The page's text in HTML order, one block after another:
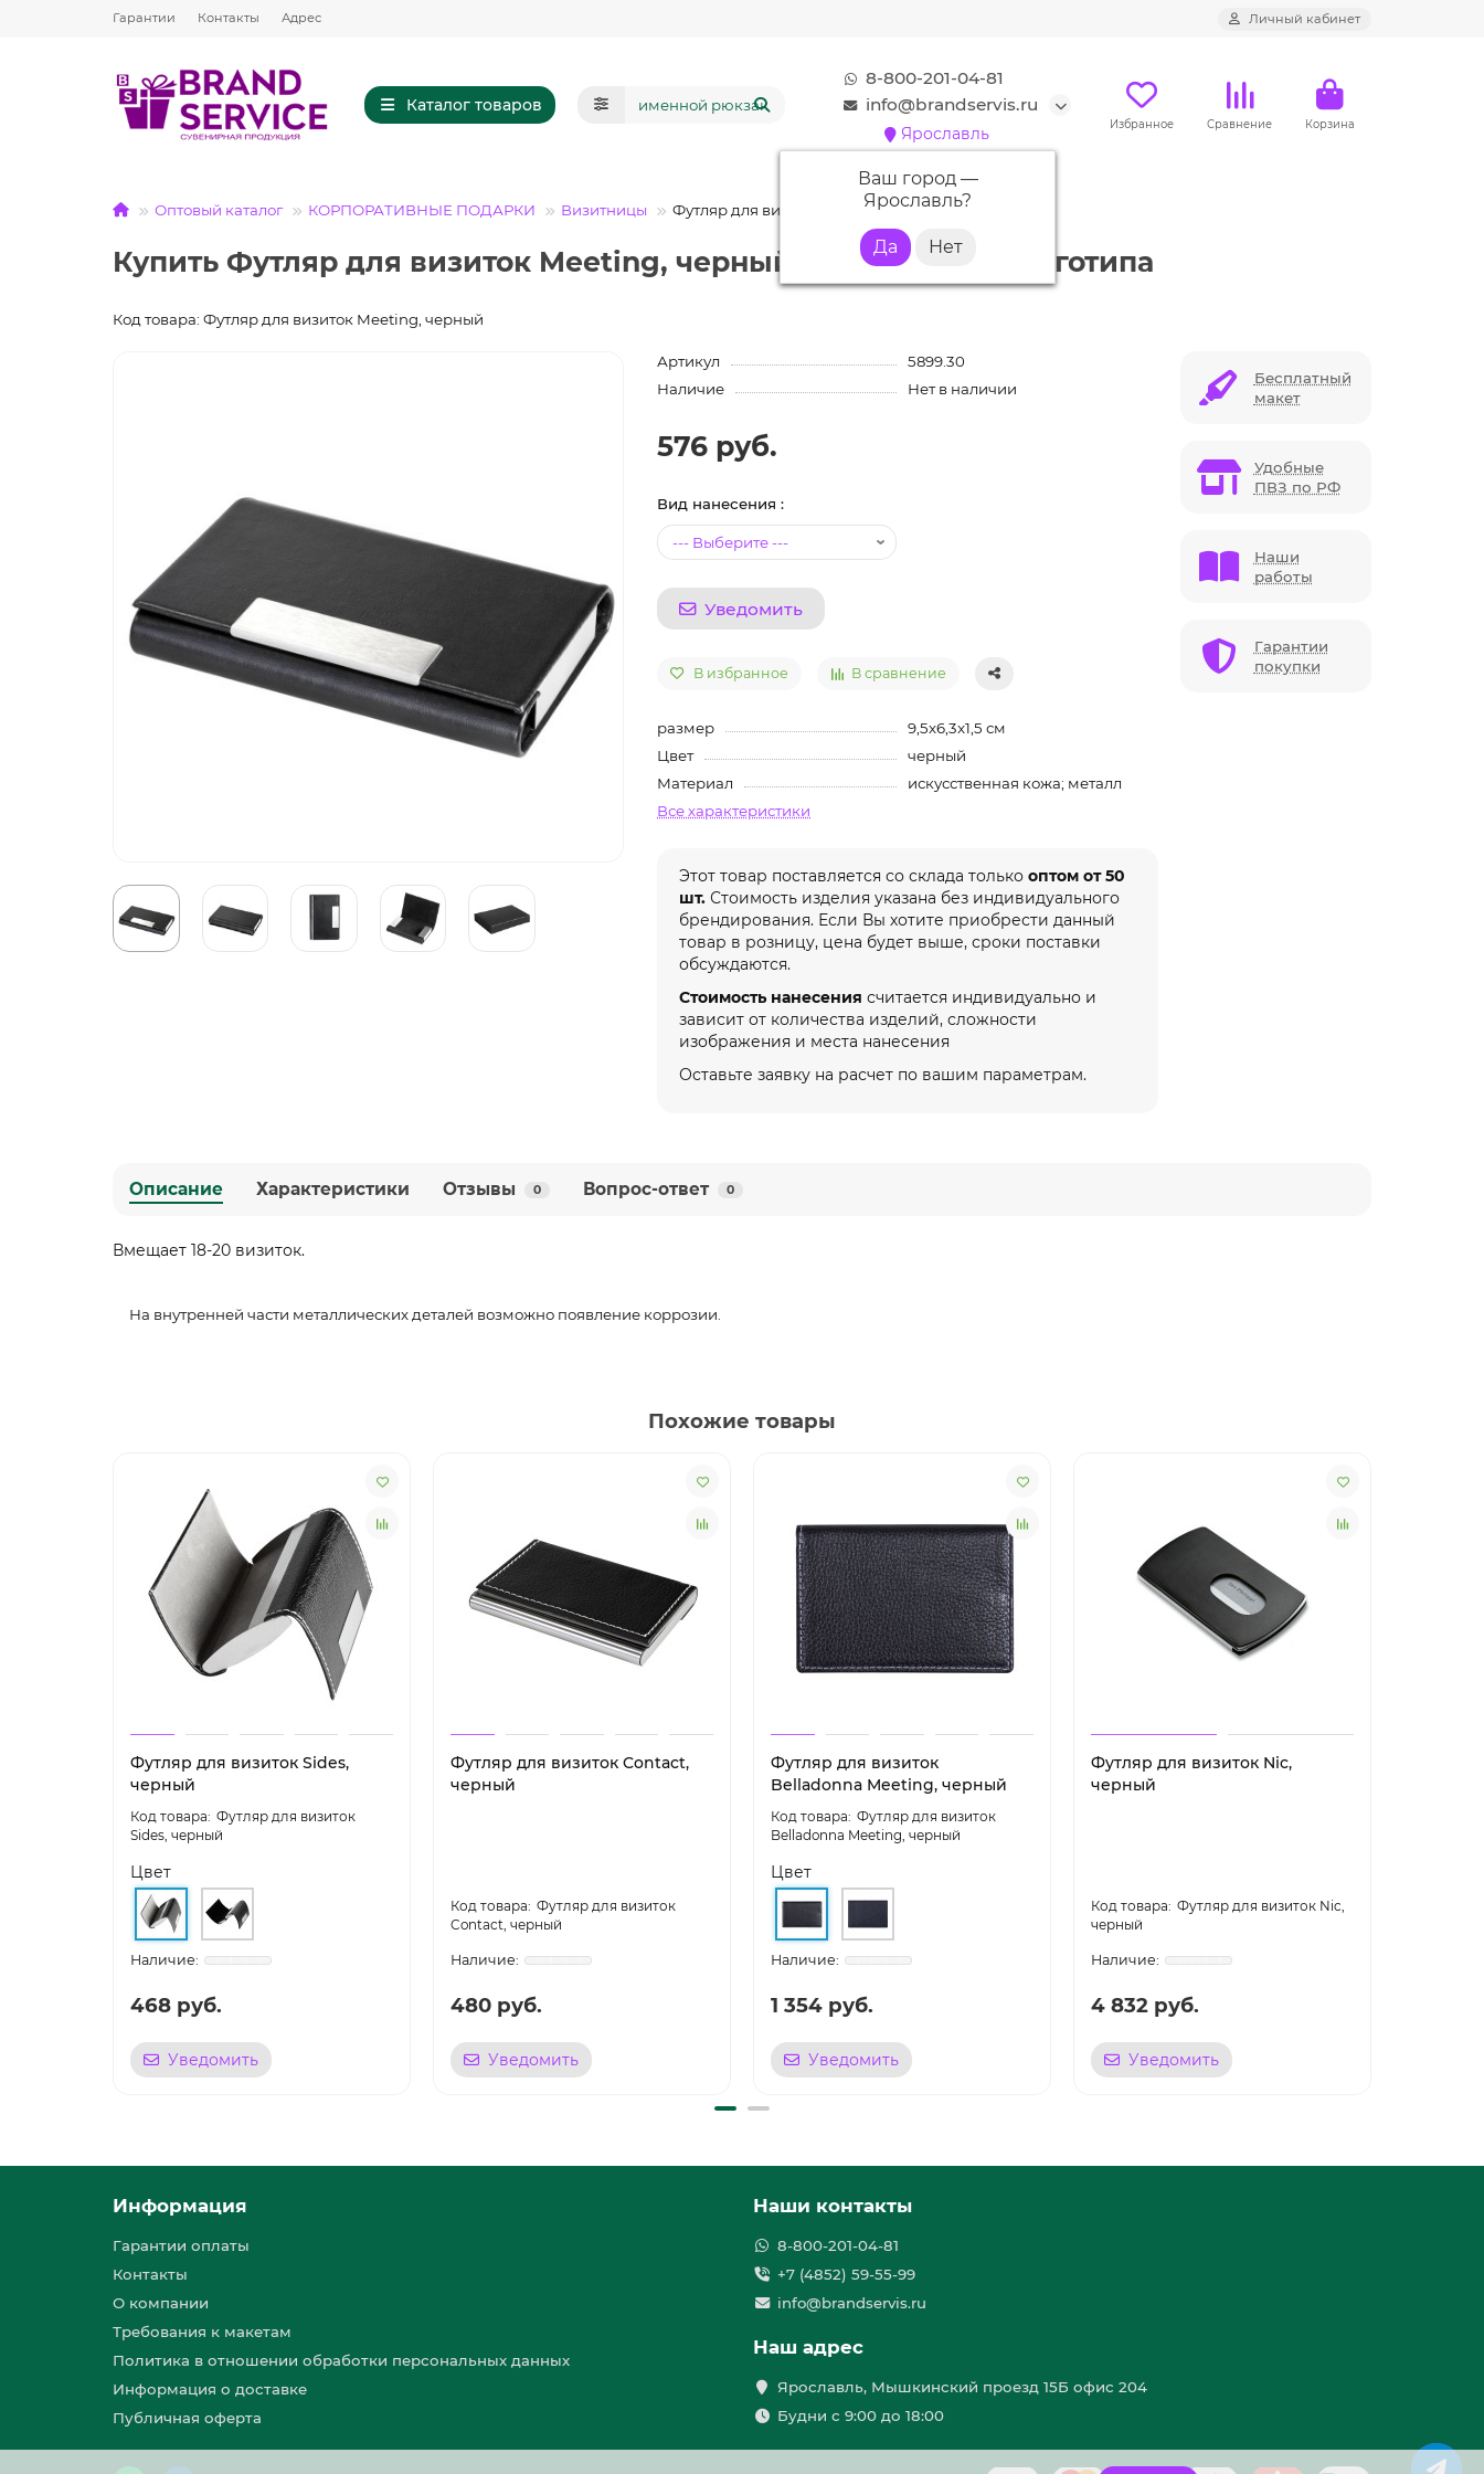
Гарантии Контакты Адрес Личный кабинет
Каталог товаров
8-800-201-04-81
info@brandservis.ru
Ярославль
Ваш город —
Ярославль?
Избранное Сравнение Корзина
Оптовый каталог КОРПОРАТИВНЫЕ ПОДАРКИ Визитницы Футляр для визиток Meeting, черный
Купить Футляр для визиток Meeting, черный с нанесением логотипа
Код товара: Футляр для визиток Meeting, черный
Артикул
5899.30
Наличие
Нет в наличии
576 руб.
Вид нанесения :
Уведомить
В избранное В сравнение
размер
9,5x6,3x1,5 см
Цвет
черный
Материал
искусственная кожа; металл
Все характеристики
Этот товар поставляется со склада толькооптом от 50
шт. Стоимость изделия указана без индивидуального
брендирования. Если Вы хотите приобрести данный
товар в розницу, цена будет выше, сроки поставки
обсуждаются.
Стоимость нанесения считается индивидуально и
зависит от количества изделий, сложности
изображения и места нанесения
Оставьте заявку на расчет по вашим параметрам.
Бесплатный
макет
Удобные
ПВЗ по РФ
Наши
работы
Гарантии
покупки
Описание Характеристики Отзывы 0 Вопрос-ответ 0
Вмещает 18-20 визиток.
На внутренней части металлических деталей возможно появление коррозии.
Похожие товары
Футляр для визиток Sides,
черный
Футляр для визиток
Sides, черный
Цвет
468 руб.
Уведомить
Футляр для визиток Contact,
черный
Футляр для визиток
Contact, черный
480 руб.
Уведомить
Футляр для визиток
Belladonna Meeting, черный
Футляр для визиток
Belladonna Meeting, черный
Цвет
1 354 руб.
Уведомить
Футляр для визиток Nic,
черный
Футляр для визиток Nic,
черный
4 832 руб.
Уведомить
Информация
Гарантии оплаты
Контакты
О компании
Требования к макетам
Политика в отношении обработки персональных данных
Информация о доставке
Публичная оферта
Наши контакты
8-800-201-04-81
+7 (4852) 59-55-99
info@brandservis.ru
Наш адрес
Ярославль, Мышкинский проезд 15Б офис 204
Будни с 9:00 до 18:00